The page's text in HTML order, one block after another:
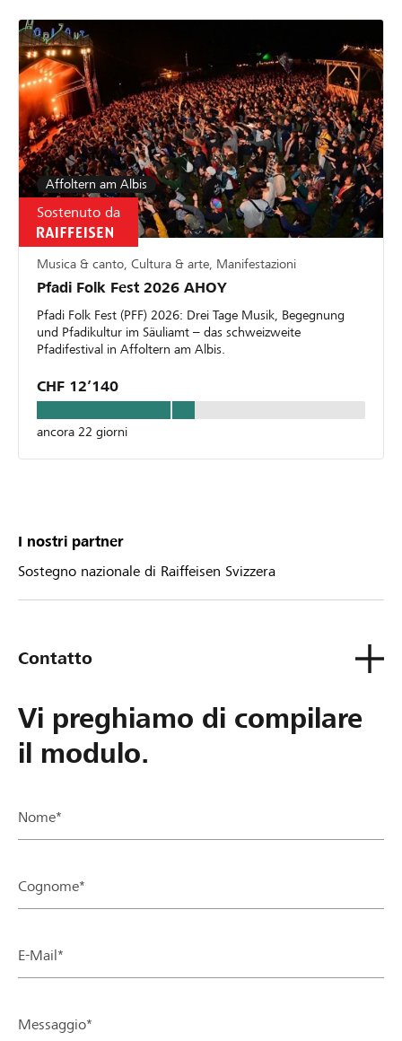
Affoltern am Albis
Sostenuto da
Musica & canto, Cultura & arte, Manifestazioni
Pfadi Folk Fest 2026 AHOY
Pfadi Folk Fest (PFF) 2026: Drei Tage Musik, Begegnung
und Pfadikultur im Säuliamt – das schweizweite
Pfadifestival in Affoltern am Albis.
CHF 12’140
ancora 22 giorni
I nostri partner
Sostegno nazionale di Raiffeisen Svizzera
Contatto
Vi preghiamo di compilare
il modulo.
Nome*
Cognome*
E-Mail*
Messaggio*